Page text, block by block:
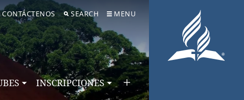
CONTÁCTENOS SEARCH MENU
INSCRIPCIONES